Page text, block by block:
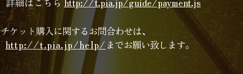
チケット購入に関するお問合わせは、
http://t.pia.jp/help/ までお願い致します。